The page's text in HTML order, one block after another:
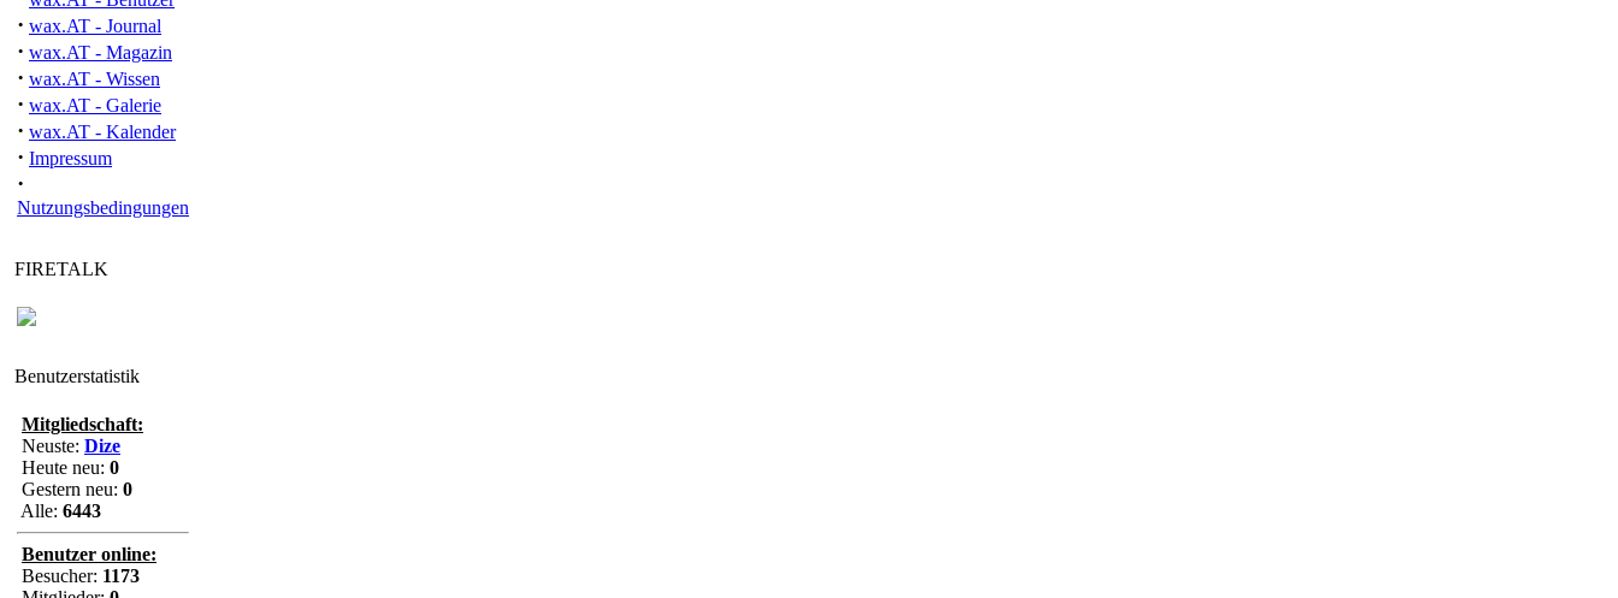
· wax.AT - Journal
· wax.AT - Magazin
· wax.AT - Wissen
· wax.AT - Galerie
· wax.AT - Kalender
· Impressum
·
Nutzungsbedingungen
FIRETALK
Benutzerstatistik
Mitgliedschaft:
Neuste: Dize
Heute neu: 0
Gestern neu: 0
Alle: 6443
Benutzer online:
Besucher: 1173